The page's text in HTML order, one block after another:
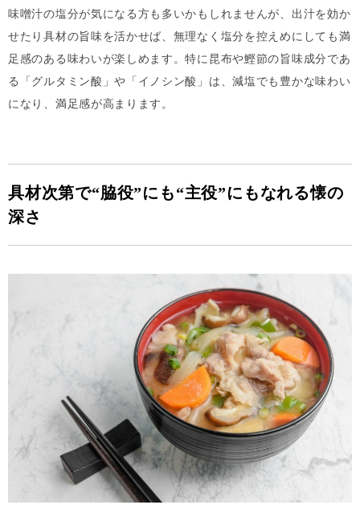
味噌汁の塩分が気になる方も多いかもしれませんが、出汁を効か
せたり具材の旨味を活かせば、無理なく塩分を控えめにしても満
足感のある味わいが楽しめます。特に昆布や鰹節の旨味成分であ
る「グルタミン酸」や「イノシン酸」は、減塩でも豊かな味わい
になり、満足感が高まります。
具材次第で“脇役”にも“主役”にもなれる懐の
深さ